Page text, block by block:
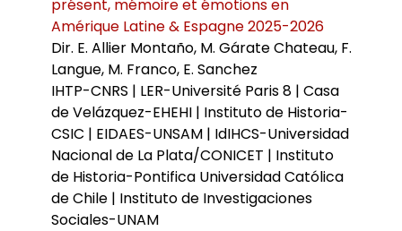
présent, mémoire et émotions en
Amérique Latine & Espagne 2025-2026
Dir. E. Allier Montaño, M. Gárate Chateau, F.
Langue, M. Franco, E. Sanchez
IHTP-CNRS | LER-Université Paris 8 | Casa
de Velázquez-EHEHI | Instituto de Historia-
CSIC | EIDAES-UNSAM | IdIHCS-Universidad
Nacional de La Plata/CONICET | Instituto
de Historia-Pontifica Universidad Católica
de Chile | Instituto de Investigaciones
Sociales-UNAM